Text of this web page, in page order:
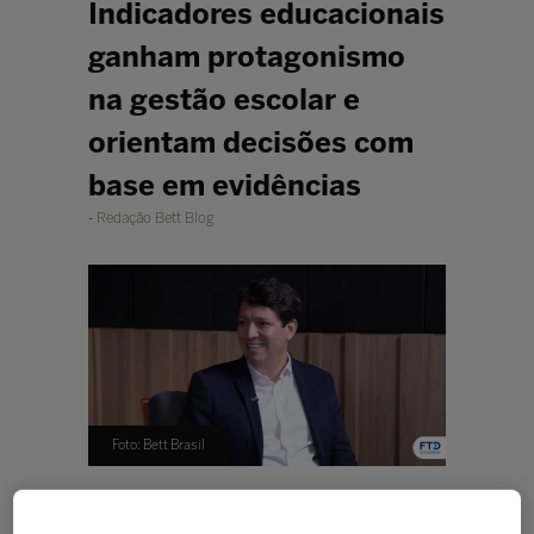
Indicadores educacionais
ganham protagonismo
na gestão escolar e
orientam decisões com
base em evidências
Redação Bett Blog
Foto: Bett Brasil